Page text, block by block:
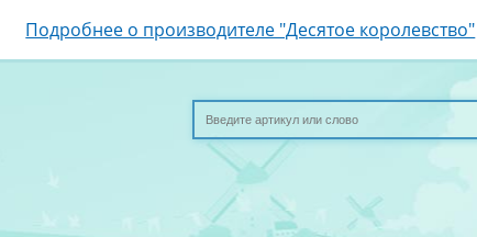
Подробнее о производителе "Десятое королевство"